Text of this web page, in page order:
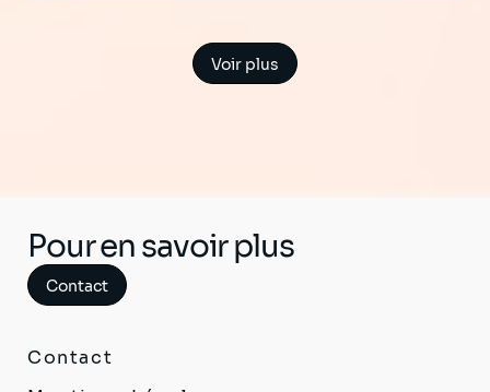
Voir plus
Pour en savoir plus
Contact
Contact